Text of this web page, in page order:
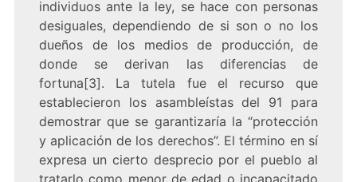
individuos ante la ley, se hace con personas
desiguales, dependiendo de si son o no los
dueños de los medios de producción, de
donde se derivan las diferencias de
fortuna[3]. La tutela fue el recurso que
establecieron los asambleístas del 91 para
demostrar que se garantizaría la “protección
y aplicación de los derechos”. El término en sí
expresa un cierto desprecio por el pueblo al